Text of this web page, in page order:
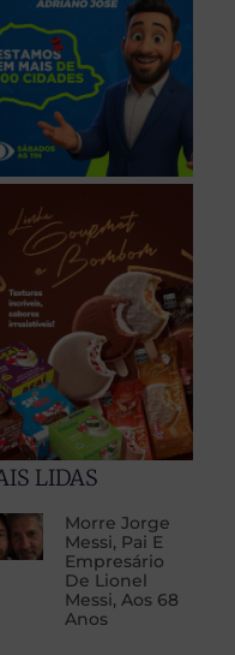
LIDAS
Morre Jorge
Messi, Pai E
Empresário
De Lionel
Messi, Aos 68
Anos